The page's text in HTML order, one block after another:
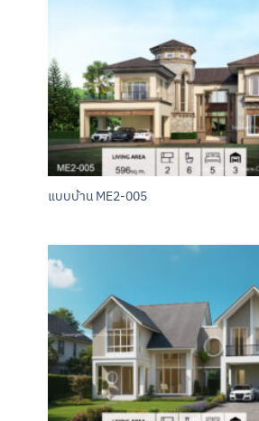
แบบบ้าน ME2-005